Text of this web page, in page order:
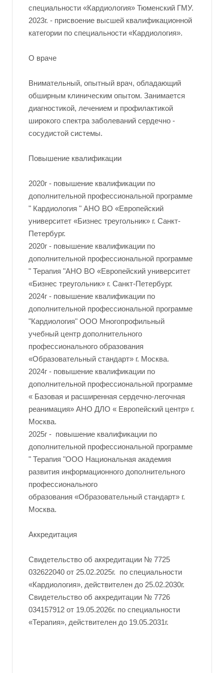
специальности «Кардиология» Тюменский ГМУ.
2023г. - присвоение высшей квалификационной
категории по специальности «Кардиология».
О враче
Внимательный, опытный врач, обладающий
обширным клиническим опытом. Занимается
диагностикой, лечением и профилактикой
широкого спектра заболеваний сердечно -
сосудистой системы.
Повышение квалификации
2020г - повышение квалификации по
дополнительной профессиональной программе
" Кардиология " АНО ВО «Европейский
университет «Бизнес треугольник» г. Санкт-
Петербург.
2020г - повышение квалификации по
дополнительной профессиональной программе
" Терапия "АНО ВО «Европейский университет
«Бизнес треугольник» г. Санкт-Петербург.
2024г - повышение квалификации по
дополнительной профессиональной программе
"Кардиология" ООО Многопрофильный
учебный центр дополнительного
профессионального образования
«Образовательный стандарт» г. Москва.
2024г - повышение квалификации по
дополнительной профессиональной программе
« Базовая и расширенная сердечно-легочная
реанимация» АНО ДЛО « Европейский центр» г.
Москва.
2025г - повышение квалификации по
дополнительной профессиональной программе
" Терапия "ООО Национальная академия
развития информационного дополнительного
профессионального
образования «Образовательный стандарт» г.
Москва.
Аккредитация
Свидетельство об аккредитации № 7725
032622040 от 25.02.2025г. по специальности
«Кардиология», действителен до 25.02.2030г.
Свидетельство об аккредитации № 7726
034157912 от 19.05.2026г. по специальности
«Терапия», действителен до 19.05.2031г.